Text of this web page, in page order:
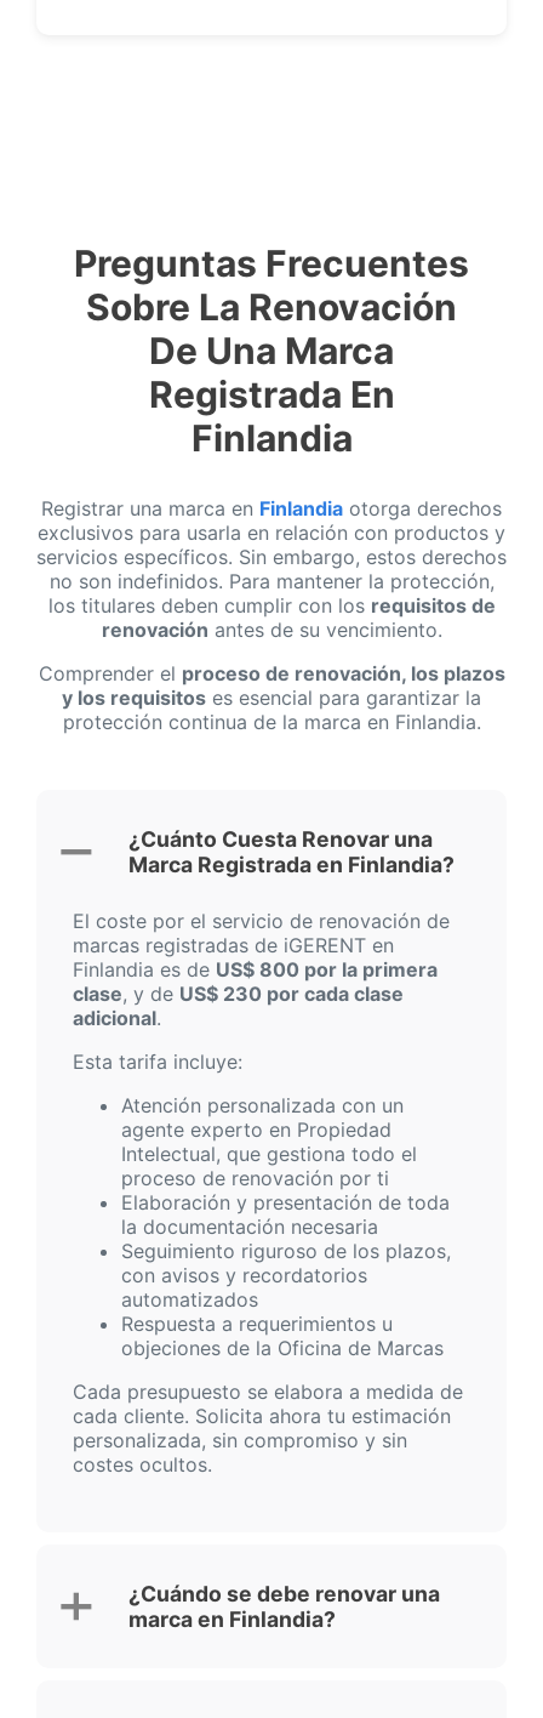
Preguntas Frecuentes
Sobre La Renovación
De Una Marca
Registrada En
Finlandia
Registrar una marca en Finlandia otorga derechos
exclusivos para usarla en relación con productos y
servicios específicos. Sin embargo, estos derechos
no son indefinidos. Para mantener la protección,
los titulares deben cumplir con los requisitos de
renovación antes de su vencimiento.
Comprender el proceso de renovación, los plazos
y los requisitos es esencial para garantizar la
protección continua de la marca en Finlandia.
¿Cuánto Cuesta Renovar una
Marca Registrada en Finlandia?
El coste por el servicio de renovación de
marcas registradas de iGERENT en
Finlandia es de US$ 800 por la primera
clase, y de US$ 230 por cada clase
adicional.
Esta tarifa incluye:
Atención personalizada con un
agente experto en Propiedad
Intelectual, que gestiona todo el
proceso de renovación por ti
Elaboración y presentación de toda
la documentación necesaria
Seguimiento riguroso de los plazos,
con avisos y recordatorios
automatizados
Respuesta a requerimientos u
objeciones de la Oficina de Marcas
Cada presupuesto se elabora a medida de
cada cliente. Solicita ahora tu estimación
personalizada, sin compromiso y sin
costes ocultos.
¿Cuándo se debe renovar una
marca en Finlandia?